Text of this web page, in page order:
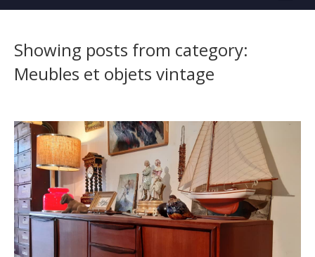
Showing posts from category:
Meubles et objets vintage